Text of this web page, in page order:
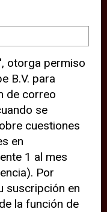
Estas
definen
y pueden
en
“Aceptar”,
con el
y de
experiencia
web. Si
cookies
otorga permiso
B.V. para
de correo
se
cuestiones
en
1 al mes
Por
suscripción en
la función de